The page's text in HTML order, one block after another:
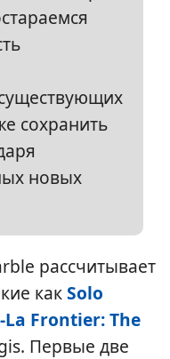
сохранить
новых
рассчитывает
какSolo
Frontier: The
Первые две